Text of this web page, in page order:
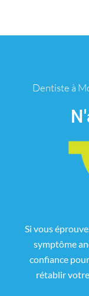
Dentiste à
Si vous
symptôme
confiance
rétablir